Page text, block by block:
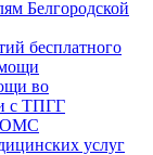
Белгородской
бесплатного
во
с ТПГГ
ОМС
услуг